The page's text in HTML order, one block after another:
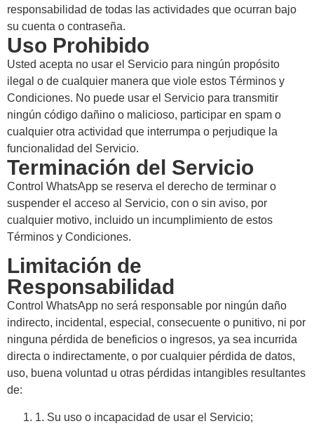
responsabilidad de todas las actividades que ocurran bajo
su cuenta o contraseña.
Uso Prohibido
Usted acepta no usar el Servicio para ningún propósito
ilegal o de cualquier manera que viole estos Términos y
Condiciones. No puede usar el Servicio para transmitir
ningún código dañino o malicioso, participar en spam o
cualquier otra actividad que interrumpa o perjudique la
funcionalidad del Servicio.
Terminación del Servicio
Control WhatsApp se reserva el derecho de terminar o
suspender el acceso al Servicio, con o sin aviso, por
cualquier motivo, incluido un incumplimiento de estos
Términos y Condiciones.
Limitación de
Responsabilidad
Control WhatsApp no será responsable por ningún daño
indirecto, incidental, especial, consecuente o punitivo, ni por
ninguna pérdida de beneficios o ingresos, ya sea incurrida
directa o indirectamente, o por cualquier pérdida de datos,
uso, buena voluntad u otras pérdidas intangibles resultantes
de:
1. Su uso o incapacidad de usar el Servicio;